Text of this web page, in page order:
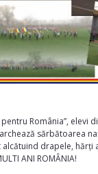
România”, elevi
sărbătoarea
drapele,
ANI ROMÂNIA!